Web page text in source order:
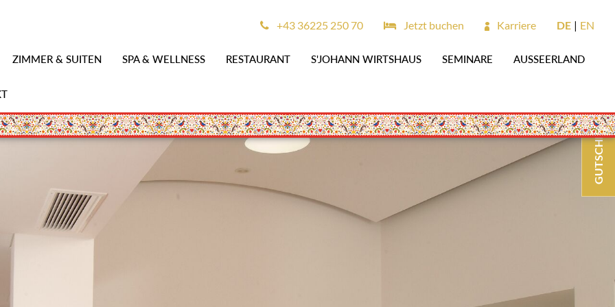
ZIMMER & SUITEN SPA & WELLNESS RESTAURANT S'JOHANN WIRTSHAUS SEMINARE AUSSEERLAND
+43 36225 250 70 Jetzt buchen Karriere DE EN
GUTSCHEINE